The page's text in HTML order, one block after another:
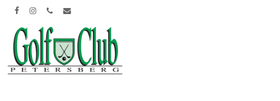
Skip
main
content